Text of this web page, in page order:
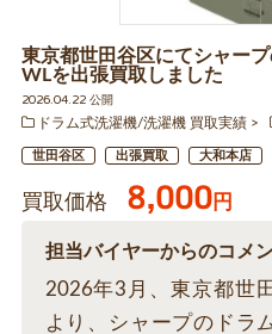
東京都世田谷区にてシャー
WLを出張買取しました
2026.04.22 公開
ドラム式洗濯機/洗濯機 買取実績
世田谷区 出張買取 大和本店
買取価格 8,000円
担当バイヤーからのコメ
2026年3月、東京都世
より、シャープのドラ